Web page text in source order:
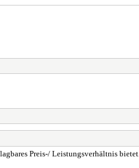
Preis-/ Leistungsverhältnis bietet.